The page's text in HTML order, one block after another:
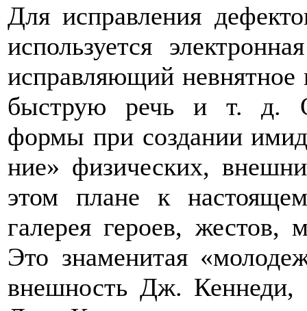
Для исправления
использу­ется
исправляющий
быструю речь и т. д.
формы при создании
ние» физических,
этом плане к
галерея героев,
Это знаменитая
внешность Дж. Кеннеди,